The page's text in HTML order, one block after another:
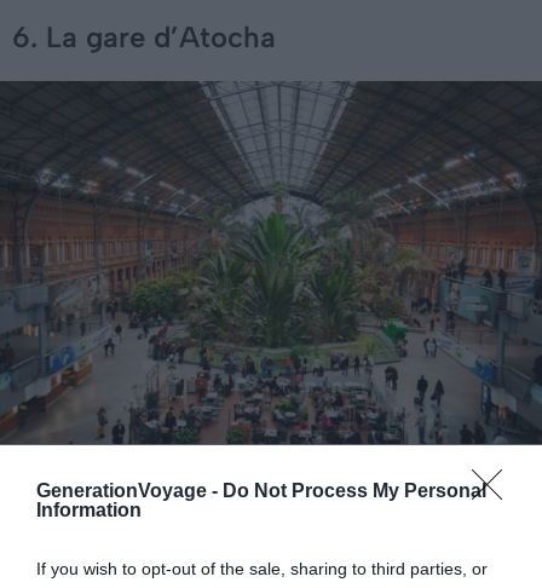
GenerationVoyage - Do Not Process My Personal
Information
If you wish to opt-out of the sale, sharing to third parties, or
6. La gare d’Atocha
Crédit photo : Shutterstock / rarrarorro
Vous êtes toujours à la recherche des meilleures